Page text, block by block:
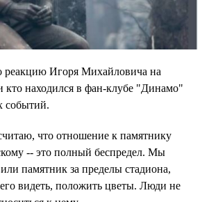
реакцию Игоря Михайловича на
кто находился в фан-клубе "Динамо"
событий.
что отношение к памятнику
-- это полный беспредел. Мы
памятник за пределы стадиона,
видеть, положить цветы. Люди не